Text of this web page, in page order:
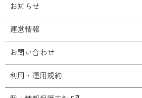
お知らせ
運営情報
お問い合わせ
利用・運用規約